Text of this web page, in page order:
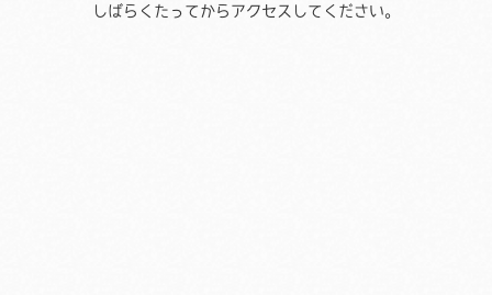
しばらくたってからアクセスしてください。